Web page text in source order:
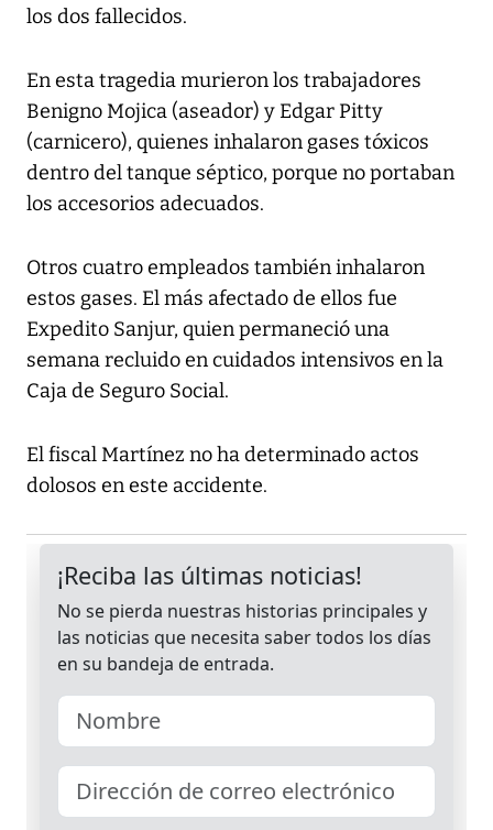
los dos fallecidos.
En esta tragedia murieron los trabajadores
Benigno Mojica (aseador) y Edgar Pitty
(carnicero), quienes inhalaron gases tóxicos
dentro del tanque séptico, porque no portaban
los accesorios adecuados.
Otros cuatro empleados también inhalaron
estos gases. El más afectado de ellos fue
Expedito Sanjur, quien permaneció una
semana recluido en cuidados intensivos en la
Caja de Seguro Social.
El fiscal Martínez no ha determinado actos
dolosos en este accidente.